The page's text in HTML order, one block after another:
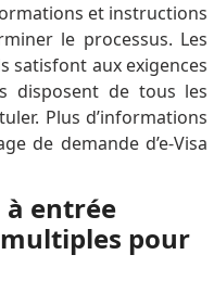
et instructions
le processus. Les
satisfont aux exigences
disposent de tous les
Plus d’informations
de demande d’e-Visa
à entrée
pour